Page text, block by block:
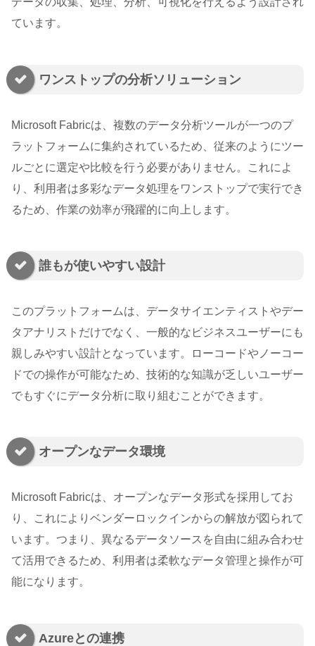
ています。
ワンストップの分析ソリューション
Microsoft Fabricは、複数のデータ分析ツールが一つのプ
ラットフォームに集約されているため、従来のようにツー
ルごとに選定や比較を行う必要がありません。これによ
り、利用者は多彩なデータ処理をワンストップで実行でき
るため、作業の効率が飛躍的に向上します。
誰もが使いやすい設計
このプラットフォームは、データサイエンティストやデー
タアナリストだけでなく、一般的なビジネスユーザーにも
親しみやすい設計となっています。ローコードやノーコー
ドでの操作が可能なため、技術的な知識が乏しいユーザー
でもすぐにデータ分析に取り組むことができます。
オープンなデータ環境
Microsoft Fabricは、オープンなデータ形式を採用してお
り、これによりベンダーロックインからの解放が図られて
います。つまり、異なるデータソースを自由に組み合わせ
て活用できるため、利用者は柔軟なデータ管理と操作が可
能になります。
Azureとの連携